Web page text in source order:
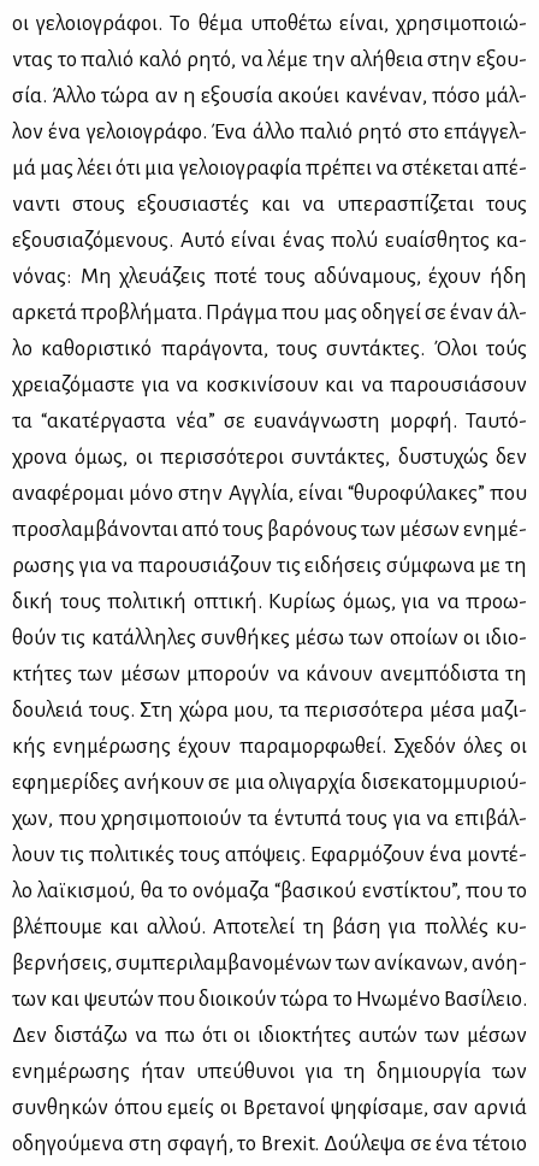
οι γε­λοιο­γρά­φοι. Το θέ­μα υπο­θέ­τω εί­ναι, χρη­σι­μο­ποιώ­
ντας το πα­λιό κα­λό ρη­τό, να λέ­με την αλή­θεια στην εξου­
σία. Άλ­λο τώ­ρα αν η εξου­σία ακού­ει κα­νέ­ναν, πό­σο μάλ­
λον ένα γε­λοιο­γρά­φο. Ένα άλ­λο πα­λιό ρη­τό στο επάγ­γελ­
μά μας λέ­ει ότι μια γε­λοιο­γρα­φία πρέ­πει να στέ­κε­ται απέ­
να­ντι στους εξου­σια­στές και να υπε­ρα­σπί­ζε­ται τους
εξου­σια­ζό­με­νους. Αυ­τό εί­ναι ένας πο­λύ ευαί­σθη­τος κα­
νό­νας: Μη χλευά­ζεις πο­τέ τους αδύ­να­μους, έχουν ήδη
αρ­κε­τά προ­βλή­μα­τα. Πράγ­μα που μας οδη­γεί σε έναν άλ­
λο κα­θο­ρι­στι­κό πα­ρά­γο­ντα, τους συ­ντά­κτες. Όλοι τούς
χρεια­ζό­μα­στε για να κο­σκι­νί­σουν και να πα­ρου­σιά­σουν
τα “ακα­τέρ­γα­στα νέα” σε ευα­νά­γνω­στη μορ­φή. Ταυ­τό­
χρο­να όμως, οι πε­ρισ­σό­τε­ροι συ­ντά­κτες, δυ­στυ­χώς δεν
ανα­φέ­ρο­μαι μό­νο στην Αγ­γλία, εί­ναι “θυ­ρο­φύ­λα­κες” που
προ­σλαμ­βά­νο­νται από τους βα­ρό­νους των μέ­σων ενη­μέ­
ρω­σης για να πα­ρου­σιά­ζουν τις ει­δή­σεις σύμ­φω­να με τη
δι­κή τους πο­λι­τι­κή οπτι­κή. Κυ­ρί­ως όμως, για να προ­ω­
θούν τις κα­τάλ­λη­λες συν­θή­κες μέ­σω των οποί­ων οι ιδιο­
κτή­τες των μέ­σων μπο­ρούν να κά­νουν ανε­μπό­δι­στα τη
δου­λειά τους. Στη χώ­ρα μου, τα πε­ρισ­σό­τε­ρα μέ­σα μα­ζι­
κής ενη­μέ­ρω­σης έχουν πα­ρα­μορ­φω­θεί. Σχε­δόν όλες οι
εφη­με­ρί­δες ανή­κουν σε μια ολι­γαρ­χία δι­σε­κα­τομ­μυ­ριού­
χων, που χρη­σι­μο­ποιούν τα έντυ­πά τους για να επι­βάλ­
λουν τις πο­λι­τι­κές τους από­ψεις. Εφαρ­μό­ζουν ένα μο­ντέ­
λο λαϊ­κι­σμού, θα το ονό­μα­ζα “βα­σι­κού εν­στί­κτου”, που το
βλέ­που­με και αλ­λού. Απο­τε­λεί τη βά­ση για πολ­λές κυ­
βερ­νή­σεις, συ­μπε­ρι­λαμ­βα­νο­μέ­νων των ανί­κα­νων, ανό­η­
των και ψευ­τών που διοι­κούν τώ­ρα το Ηνω­μέ­νο Βα­σί­λειο.
Δεν δι­στά­ζω να πω ότι οι ιδιο­κτή­τες αυ­τών των μέ­σων
ενη­μέ­ρω­σης ήταν υπεύ­θυ­νοι για τη δη­μιουρ­γία των
συν­θη­κών όπου εμείς οι Βρε­τα­νοί ψη­φί­σα­με, σαν αρ­νιά
οδη­γού­με­να στη σφα­γή, το Brexit. Δού­λε­ψα σε ένα τέ­τοιο